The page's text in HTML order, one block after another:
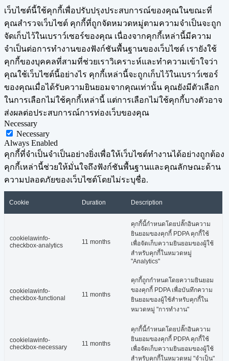
เว็บไซต์นี้ใช้คุกกี้เพื่อปรับปรุงประสบการณ์ของคุณในขณะที่
คุณสำรวจเว็บไซต์ คุกกี้ที่ถูกจัดหมวดหมู่ตามความจำเป็นจะถูก
จัดเก็บไว้ในเบราว์เซอร์ของคุณ เนื่องจากคุกกี้เหล่านี้มีความ
จำเป็นต่อการทำงานของฟังก์ชันพื้นฐานของเว็บไซต์ เรายังใช้
คุกกี้ของบุคคลที่สามที่ช่วยเราวิเคราะห์และทำความเข้าใจว่า
คุณใช้เว็บไซต์นี้อย่างไร คุกกี้เหล่านี้จะถูกเก็บไว้ในเบราว์เซอร์
ของคุณเมื่อได้รับความยินยอมจากคุณเท่านั้น คุณยังมีตัวเลือก
ในการเลือกไม่ใช้คุกกี้เหล่านี้ แต่การเลือกไม่ใช้คุกกี้บางตัวอาจ
ส่งผลต่อประสบการณ์การท่องเว็บของคุณ
Necessary
Necessary
Always Enabled
คุกกี้ที่จำเป็นจำเป็นอย่างยิ่งเพื่อให้เว็บไซต์ทำงานได้อย่างถูกต้อง
คุกกี้เหล่านี้ช่วยให้มั่นใจถึงฟังก์ชันพื้นฐานและคุณลักษณะด้าน
ความปลอดภัยของเว็บไซต์โดยไม่ระบุชื่อ.
Cookie Duration Description
cookielawinfo-
checkbox-analytics
11 months
คุกกี้นี้กำหนดโดยปลั๊กอินความ
ยินยอมของคุกกี้ PDPA คุกกี้ใช้
เพื่อจัดเก็บความยินยอมของผู้ใช้
สำหรับคุกกี้ในหมวดหมู่
"Analytics"
cookielawinfo-
checkbox-functional
11 months
คุกกี้ถูกกำหนดโดยความยินยอม
ของคุกกี้ PDPA เพื่อบันทึกความ
ยินยอมของผู้ใช้สำหรับคุกกี้ใน
หมวดหมู่ "การทำงาน"
cookielawinfo-
checkbox-necessary
11 months
คุกกี้นี้กำหนดโดยปลั๊กอินความ
ยินยอมของคุกกี้ PDPA คุกกี้ใช้
เพื่อจัดเก็บความยินยอมของผู้ใช้
สำหรับคุกกี้ในหมวดหมู่ "จำเป็น"